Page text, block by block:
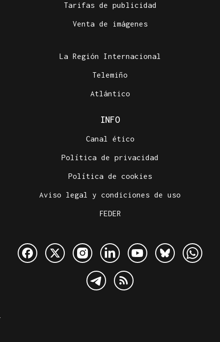
Tarifas de publicidad
Venta de imágenes
La Región Internacional
Telemiño
Atlántico
INFO
Canal ético
Política de privacidad
Política de cookies
Aviso legal y condiciones de uso
FEDER